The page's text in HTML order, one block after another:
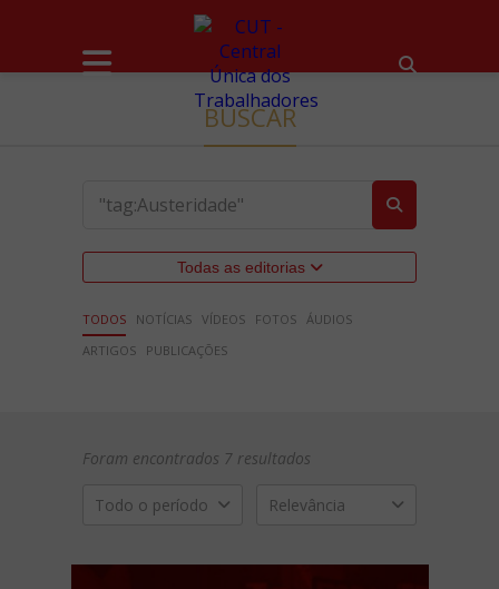
BUSCAR
Todas as editorias
TODOS NOTÍCIAS VÍDEOS FOTOS ÁUDIOS
ARTIGOS
PUBLICAÇÕES
Foram encontrados 7 resultados
Todo o período Relevância